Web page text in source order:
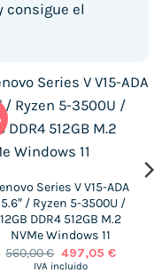
consigue el
Series V V15-ADA
/ Ryzen 5-3500U /
12GB DDR4 512GB M.2
NVMe Windows 11
560,00€ El
precio
497,05 €El
IVA incluido